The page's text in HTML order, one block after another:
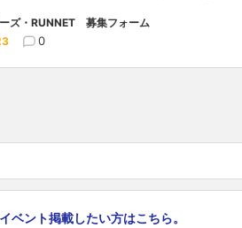
ズ・RUNNET 募集フォーム
0
ベント掲載したい方はこちら。